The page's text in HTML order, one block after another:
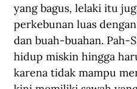
yang bagus, lelaki itu
perkebunan luas
dan buah-buahan. Pah-
hidup miskin hingga
karena tidak mampu